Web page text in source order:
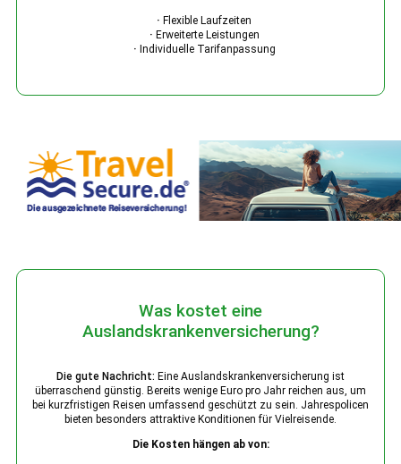
· Flexible Laufzeiten
· Erweiterte Leistungen
· Individuelle Tarifanpassung
Was kostet eine
Auslandskrankenversicherung?
Die gute Nachricht: Eine Auslandskrankenversicherung ist
überraschend günstig. Bereits wenige Euro pro Jahr reichen aus, um
bei kurzfristigen Reisen umfassend geschützt zu sein. Jahrespolicen
bieten besonders attraktive Konditionen für Vielreisende.
Die Kosten hängen ab von: